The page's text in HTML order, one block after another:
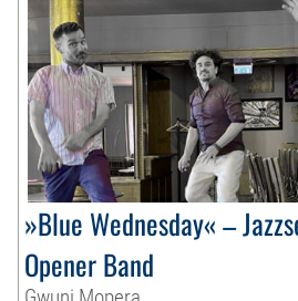
»Blue Wednesday« –
Opener Band